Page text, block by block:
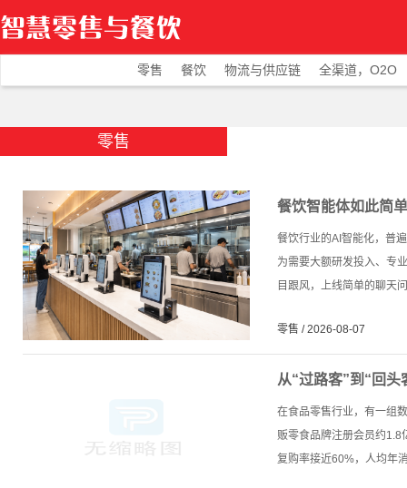
零售 餐饮 物流与供应链 全渠道，O2O
零售
餐饮智能体如此简单
餐饮行业的AI智能化，普
为需要大额研发投入、专
目跟风，上线简单的聊天
零售 / 2026-08-07
从“过路客”到“回
在食品零售行业，有一组
贩零食品牌注册会员约
复购率接近60%，人均年消